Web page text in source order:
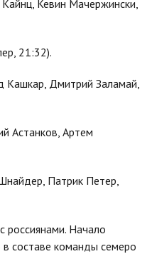
Кевин Мачержински,
21:32).
Кашкар, Дмитрий Заламай,
Астанков, Артем
Патрик Петер,
россиянами. Начало
составе команды семеро